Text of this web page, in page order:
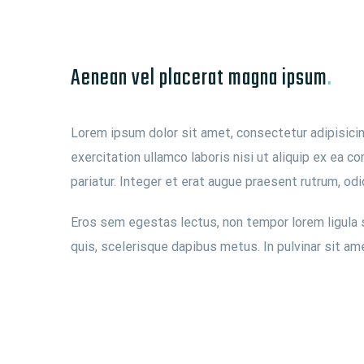
Aenean vel placerat magna ipsum.
Lorem ipsum dolor sit amet, consectetur
exercitation ullamco laboris nisi ut aliquip ex ea
pariatur. Integer et erat augue praesent rutrum,
Eros sem egestas lectus, non tempor lorem
quis, scelerisque dapibus metus. In pulvinar sit